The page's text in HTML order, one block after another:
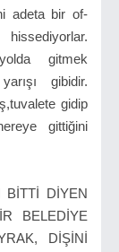
adeta bir of-
gitmek
gibidir.
gidip
gittiğini
BİTTİ DİYEN
BELEDİYE
DİŞİNİ